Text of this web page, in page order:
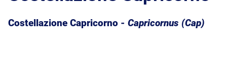
Costellazione Capricorno - Capricornus (Cap)